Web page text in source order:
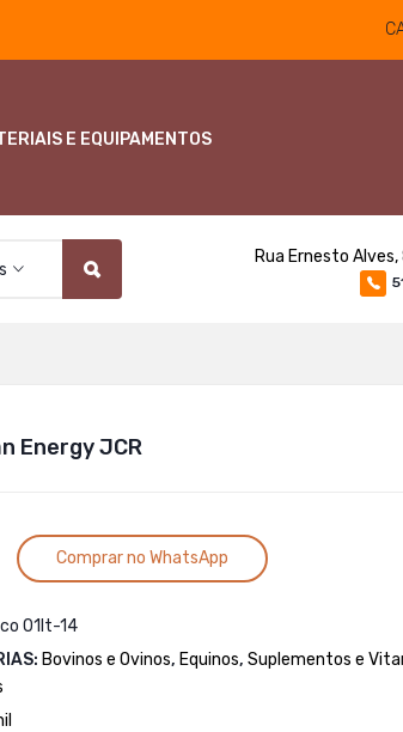
E EQUIPAMENTOS
Rua Ernesto
Energy JCR
Comprar no WhatsApp
01lt-14
Bovinos e Ovinos, Equinos, Suplementos e